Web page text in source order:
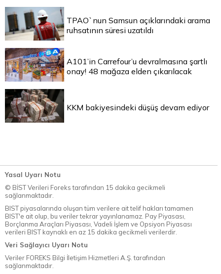
TPAO`nun Samsun açıklarındaki arama
ruhsatının süresi uzatıldı
A101’in Carrefour’u devralmasına şartlı
onay! 48 mağaza elden çıkarılacak
KKM bakiyesindeki düşüş devam ediyor
Yasal Uyarı Notu
© BİST Verileri Foreks tarafından 15 dakika gecikmeli
sağlanmaktadır.
BIST piyasalarında oluşan tüm verilere ait telif hakları tamamen
BIST'e ait olup, bu veriler tekrar yayınlanamaz. Pay Piyasası,
Borçlanma Araçları Piyasası, Vadeli İşlem ve Opsiyon Piyasası
verileri BIST kaynaklı en az 15 dakika gecikmeli verilerdir.
Veri Sağlayıcı Uyarı Notu
Veriler FOREKS Bilgi İletişim Hizmetleri A.Ş. tarafından
sağlanmaktadır.